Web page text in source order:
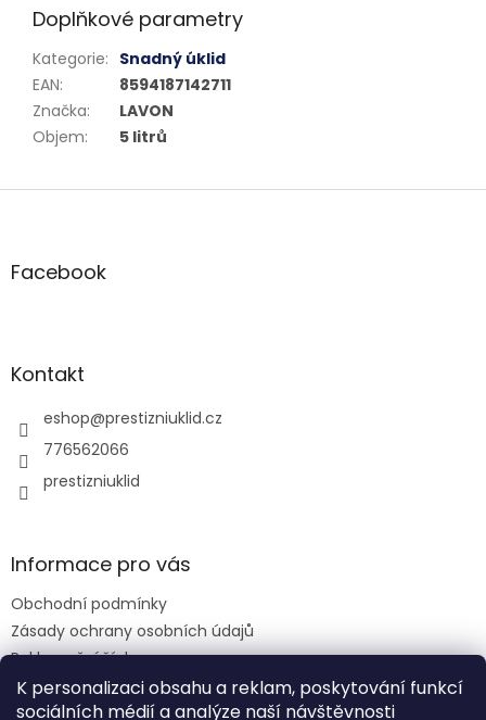
K personalizaci obsahu a reklam, poskytování funkcí
sociálních médií a analýze naší návštěvnosti
Doplňkové parametry
Kategorie: Snadný úklid
EAN:
8594187142711
Značka:
LAVON
Objem: 5 litrů
Z
aFacebook
Kontakt
eshop@prestizniuklid.cz
776562066
prestizniuklid
Informace pro vás
Obchodní podmínky
Zásady ochrany osobních údajů
Reklamační řád